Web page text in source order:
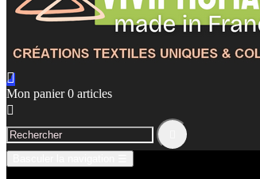

Mon panier 0 articles
